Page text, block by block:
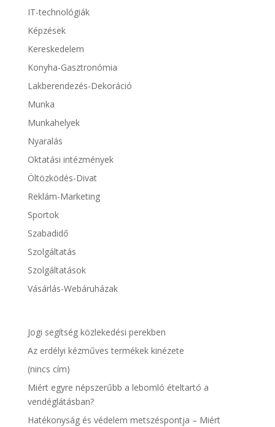
IT-technológiák
Képzések
Kereskedelem
Konyha-Gasztronómia
Lakberendezés-Dekoráció
Munka
Munkahelyek
Nyaralás
Oktatási intézmények
Öltözködés-Divat
Reklám-Marketing
Sportok
Szabadidő
Szolgáltatás
Szolgáltatások
Vásárlás-Webáruházak
Jogi segítség közlekedési perekben
Az erdélyi kézműves termékek kinézete
(nincs cím)
Miért egyre népszerűbb a lebomló ételtartó a
vendéglátásban?
Hatékonyság és védelem metszéspontja – Miért